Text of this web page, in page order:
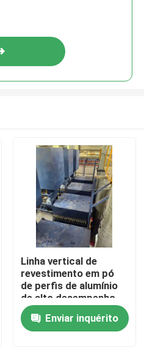
Linha vertical de
revestimento em pó
de perfis de alumínio
de alto desempenho
Enviar inquérito